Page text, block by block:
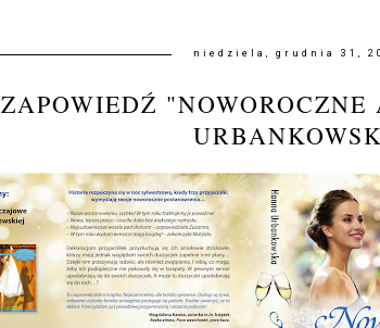
niedziela, grudnia 31,
ZAPOWIEDŹ